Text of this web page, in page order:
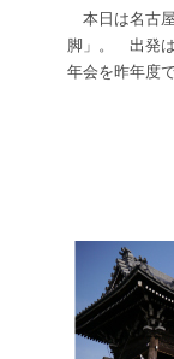
本日は名古
脚」。 出発
年会を昨年度